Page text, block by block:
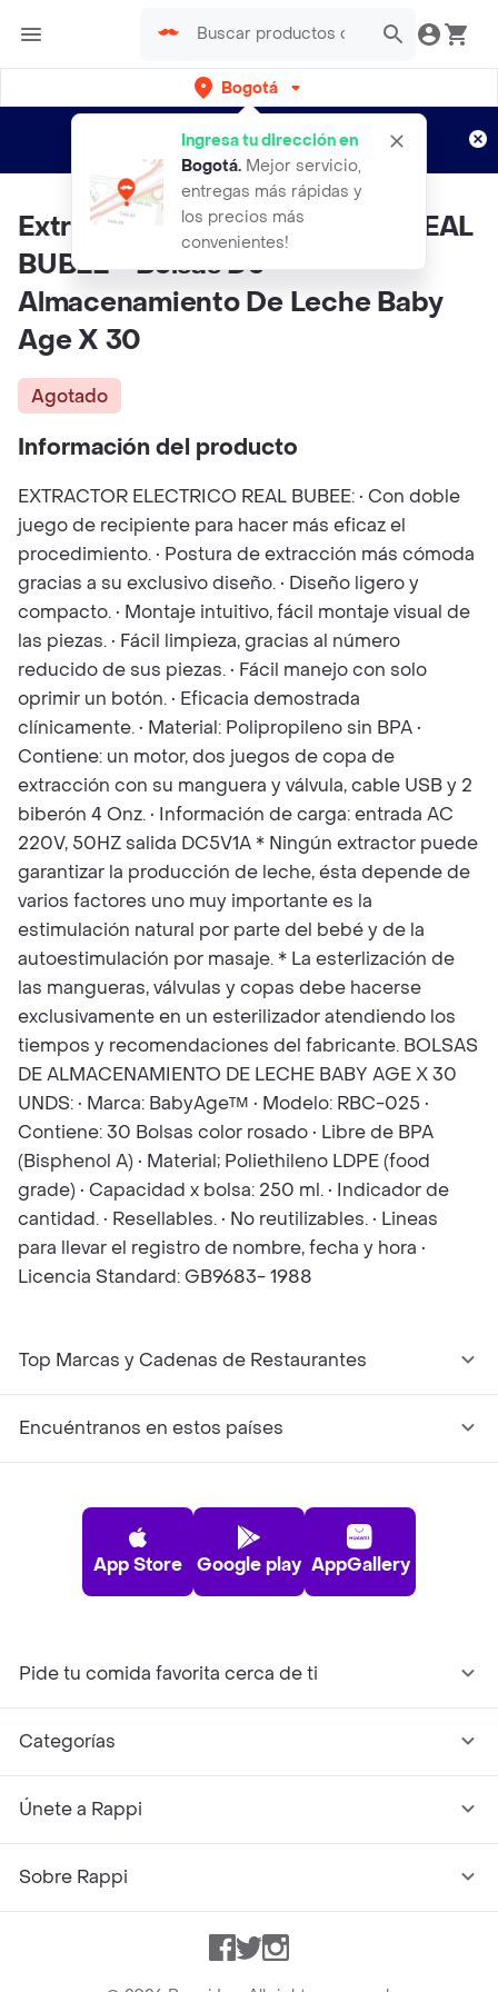
Bogotá
Ingresa tu dirección en
Bogotá. Mejor servicio,
entregas más rápidas y
los precios más
convenientes!
envíos gratis por semanas
Aplican TyC
Extractor De Leche Electrico REAL
BUBEE + Bolsas De
Almacenamiento De Leche Baby
Age X 30
Agotado
Información del producto
EXTRACTOR ELECTRICO REAL BUBEE: • Con doble
juego de recipiente para hacer más eficaz el
procedimiento. • Postura de extracción más cómoda
gracias a su exclusivo diseño. • Diseño ligero y
compacto. • Montaje intuitivo, fácil montaje visual de
las piezas. • Fácil limpieza, gracias al número
reducido de sus piezas. • Fácil manejo con solo
oprimir un botón. • Eficacia demostrada
clínicamente. • Material: Polipropileno sin BPA •
Contiene: un motor, dos juegos de copa de
extracción con su manguera y válvula, cable USB y 2
biberón 4 Onz. • Información de carga: entrada AC
220V, 50HZ salida DC5V1A * Ningún extractor puede
garantizar la producción de leche, ésta depende de
varios factores uno muy importante es la
estimulación natural por parte del bebé y de la
autoestimulación por masaje. * La esterlización de
las mangueras, válvulas y copas debe hacerse
exclusivamente en un esterilizador atendiendo los
tiempos y recomendaciones del fabricante. BOLSAS
DE ALMACENAMIENTO DE LECHE BABY AGE X 30
UNDS: • Marca: BabyAge™ • Modelo: RBC-025 •
Contiene: 30 Bolsas color rosado • Libre de BPA
(Bisphenol A) • Material; Poliethileno LDPE (food
grade) • Capacidad x bolsa: 250 ml. • Indicador de
cantidad. • Resellables. • No reutilizables. • Lineas
para llevar el registro de nombre, fecha y hora •
Licencia Standard: GB9683- 1988
Top Marcas y Cadenas de Restaurantes
Encuéntranos en estos países
App Store Google play AppGallery
Pide tu comida favorita cerca de ti
Categorías
Únete a Rappi
Sobre Rappi
Facebook
TwitterInstagram